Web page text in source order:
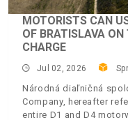
MOTORISTS CAN
OF BRATISLAVA ON
CHARGE
Jul 02, 2026
Národná diaľničná
Company, hereafter
entire D1 and D4